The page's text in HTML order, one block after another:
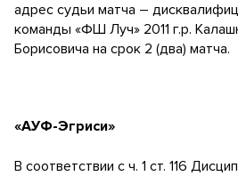
адрес судьи матча –
команды «ФШ Луч» 2011 г.р.
Борисовича на срок 2 (два) матча.
«АУФ-Эгриси»
В соответствии с ч. 1 ст. 116